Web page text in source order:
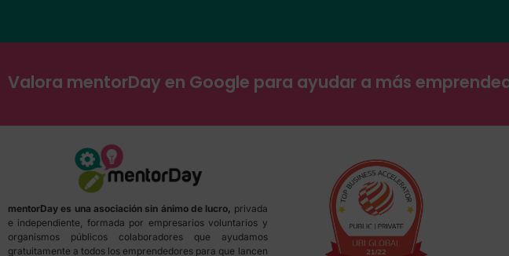
Valora mentorDay en Google para ayudar a más
mentorDay es una asociación sin ánimo de lucro, privada
e independiente, formada por empresarios voluntarios y
organismos públicos colaboradores que ayudamos
gratuitamente a todos los emprendedores para que lancen